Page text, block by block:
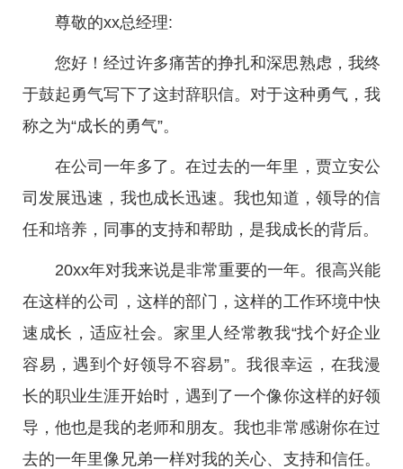
尊敬的xx总经理:
您好！经过许多痛苦的挣扎和深思熟虑，我终
于鼓起勇气写下了这封辞职信。对于这种勇气，我
称之为“成长的勇气”。
在公司一年多了。在过去的一年里，贾立安公
司发展迅速，我也成长迅速。我也知道，领导的信
任和培养，同事的支持和帮助，是我成长的背后。
20xx年对我来说是非常重要的一年。很高兴能
在这样的公司，这样的部门，这样的工作环境中快
速成长，适应社会。家里人经常教我“找个好企业
容易，遇到个好领导不容易”。我很幸运，在我漫
长的职业生涯开始时，遇到了一个像你这样的好领
导，他也是我的老师和朋友。我也非常感谢你在过
去的一年里像兄弟一样对我的关心、支持和信任。